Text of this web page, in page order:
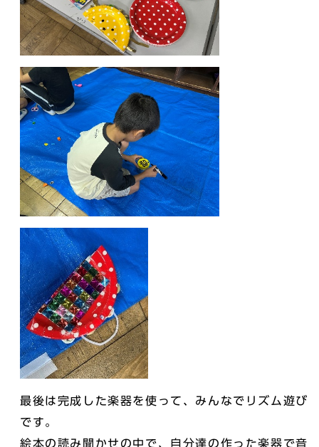
最後は完成した楽器を使って、みんなでリズム遊び
です。
絵本の読み聞かせの中で、自分達の作った楽器で音